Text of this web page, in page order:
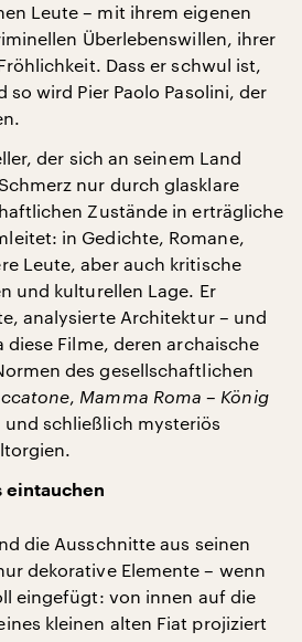
Leute – mit ihrem eigenen
Überlebenswillen, ihrer
Dass er schwul ist,
so wird Pier Paolo Pasolini, der
der sich an seinem Land
nur durch glasklare
Zustände in erträgliche
in Gedichte, Romane,
Leute, aber auch kritische
und kulturellen Lage. Er
analysierte Architektur – und
diese Filme, deren archaische
des gesellschaftlichen
, Mamma Roma– König
und schließlich mysteriös
eintauchen
die Ausschnitte aus seinen
dekorative Elemente – wenn
eingefügt: von innen auf die
kleinen alten Fiat projiziert